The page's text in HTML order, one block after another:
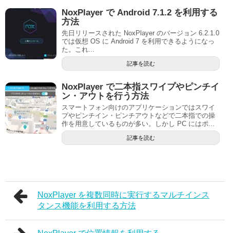
NoxPlayer で Android 7.1.2 を利用する
方法
先日リリースされた NoxPlayer のバージョン 6.2.1.0
では仮想 OS に Android 7 を利用できるようになっ
た。これ...
記事を読む
NoxPlayer で二本指スワイプやピンチイ
ン・アウトを行う方法
スマートフォン向けのアプリケーションではスワイ
プやピンチイン・ピンチアウトなどで二本指での操
作を用意しているものが多い。しかし PC にはポ...
記事を読む
NoxPlayer を複数同時に実行するマルチインス
タンス機能を利用する方法